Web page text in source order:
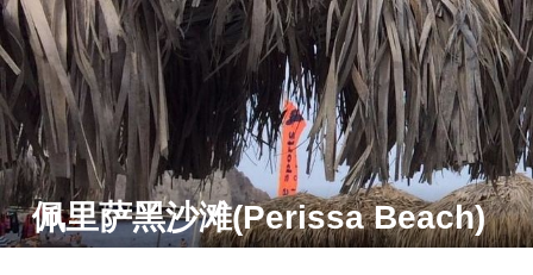
佩里萨黑沙滩(Perissa Beach)